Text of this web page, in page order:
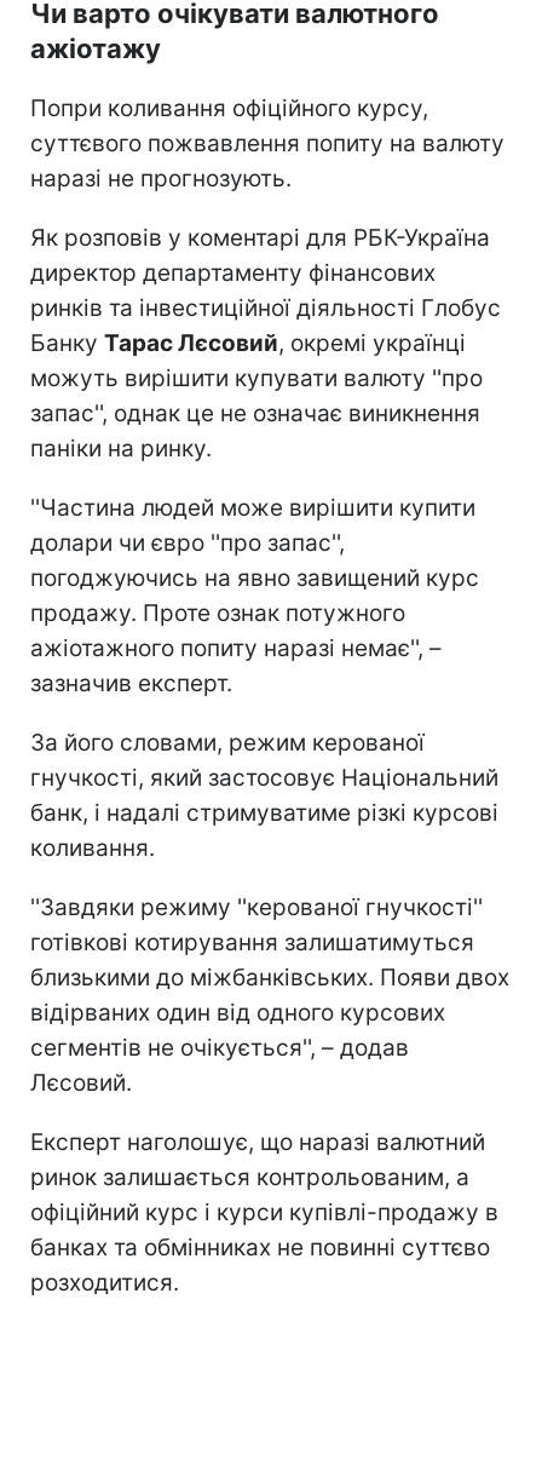
Чи варто очікувати валютного
ажіотажу
Попри коливання офіційного курсу,
суттєвого пожвавлення попиту на валюту
наразі не прогнозують.
Як розповів у коментарі для РБК-Україна
директор департаменту фінансових
ринків та інвестиційної діяльності Глобус
Банку Тарас Лєсовий, окремі українці
можуть вирішити купувати валюту ''про
запас'', однак це не означає виникнення
паніки на ринку.
''Частина людей може вирішити купити
долари чи євро ''про запас'',
погоджуючись на явно завищений курс
продажу. Проте ознак потужного
ажіотажного попиту наразі немає'', –
зазначив експерт.
За його словами, режим керованої
гнучкості, який застосовує Національний
банк, і надалі стримуватиме різкі курсові
коливання.
''Завдяки режиму ''керованої гнучкості''
готівкові котирування залишатимуться
близькими до міжбанківських. Появи двох
відірваних один від одного курсових
сегментів не очікується'', – додав
Лєсовий.
Експерт наголошує, що наразі валютний
ринок залишається контрольованим, а
офіційний курс і курси купівлі-продажу в
банках та обмінниках не повинні суттєво
розходитися.